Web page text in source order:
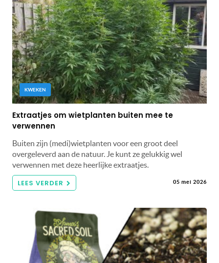
KWEKEN
Extraatjes om wietplanten buiten mee te
verwennen
Buiten zijn (medi)wietplanten voor een groot deel
overgeleverd aan de natuur. Je kunt ze gelukkig wel
verwennen met deze heerlijke extraatjes.
LEES VERDER 05 mei 2026